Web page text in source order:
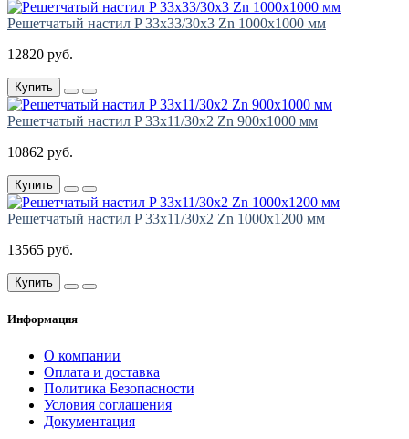
Решетчатый настил P 33х33/30х3 Zn 1000х1000 мм
12820 руб.
Купить
Решетчатый настил P 33х11/30х2 Zn 900х1000 мм
10862 руб.
Купить
Решетчатый настил P 33х11/30х2 Zn 1000х1200 мм
13565 руб.
Купить
Информация
О компании
Оплата и доставка
Политика Безопасности
Условия соглашения
Документация